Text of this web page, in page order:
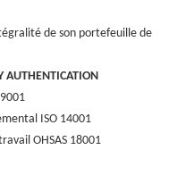
de son portefeuille de
AUTHENTICATION
ISO 14001
OHSAS 18001